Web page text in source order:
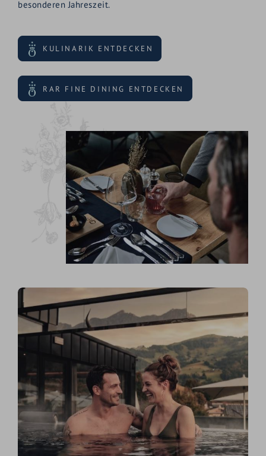
besonderen Jahreszeit.
KULINARIK ENTDECKEN
RAR FINE DINING ENTDECKEN